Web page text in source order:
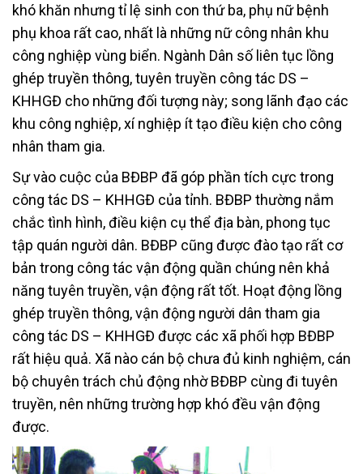
khó khăn nhưng tỉ lệ sinh con thứ ba, phụ nữ bệnh
phụ khoa rất cao, nhất là những nữ công nhân khu
công nghiệp vùng biển. Ngành Dân số liên tục lồng
ghép truyền thông, tuyên truyền công tác DS –
KHHGĐ cho những đối tượng này; song lãnh đạo các
khu công nghiệp, xí nghiệp ít tạo điều kiện cho công
nhân tham gia.
Sự vào cuộc của BĐBP đã góp phần tích cực trong
công tác DS – KHHGĐ của tỉnh. BĐBP thường nắm
chắc tình hình, điều kiện cụ thể địa bàn, phong tục
tập quán người dân. BĐBP cũng được đào tạo rất cơ
bản trong công tác vận động quần chúng nên khả
năng tuyên truyền, vận động rất tốt. Hoạt động lồng
ghép truyền thông, vận động người dân tham gia
công tác DS – KHHGĐ được các xã phối hợp BĐBP
rất hiệu quả. Xã nào cán bộ chưa đủ kinh nghiệm, cán
bộ chuyên trách chủ động nhờ BĐBP cùng đi tuyên
truyền, nên những trường hợp khó đều vận động
được.